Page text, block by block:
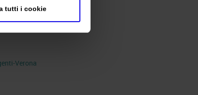
tutti i cookie
Verona